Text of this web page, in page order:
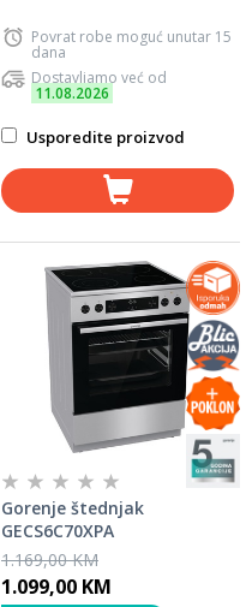
Povrat robe moguć unutar 15
dana
Dostavljamo već od
11.08.2026
Usporedite proizvod
Gorenje štednjak
GECS6C70XPA
1.169,00 KM
1.099,00 KM